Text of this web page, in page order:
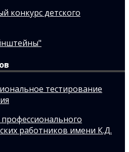
конкурс детского
тестирование
работников имени К.Д.